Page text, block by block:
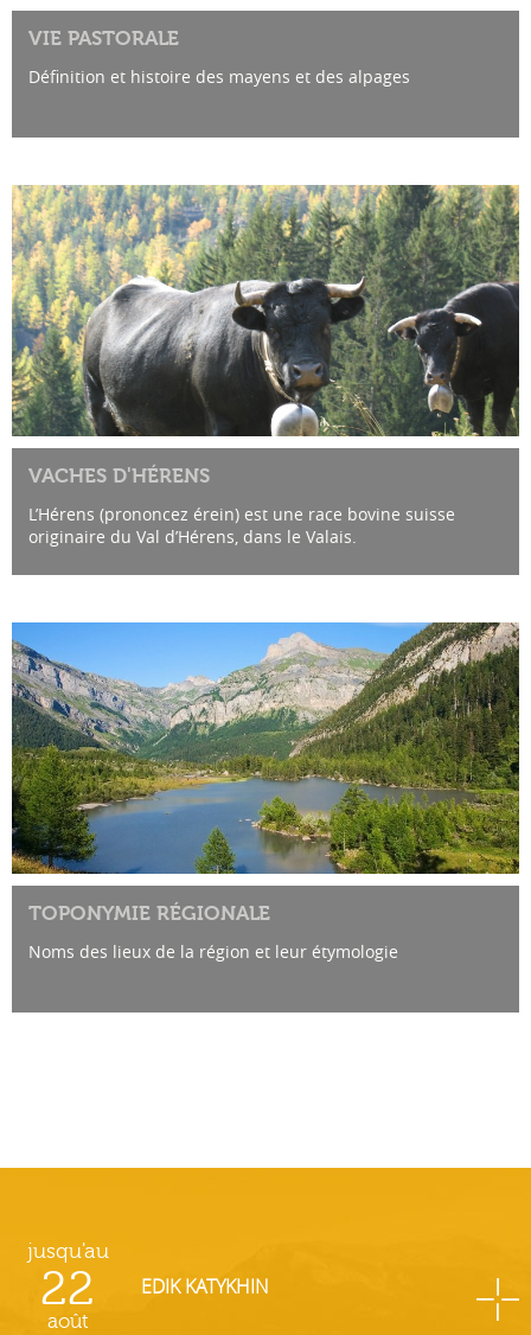
VIE PASTORALE
Définition et histoire des mayens et des alpages
VACHES D'HÉRENS
L’Hérens (prononcez érein) est une race bovine suisse
originaire du Val d’Hérens, dans le Valais.
TOPONYMIE RÉGIONALE
Noms des lieux de la région et leur étymologie
jusqu'au
22
août
EDIK KATYKHIN